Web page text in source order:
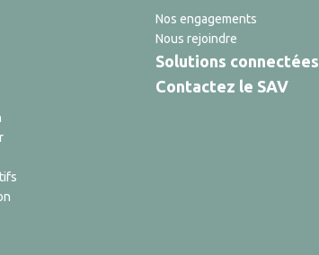
Nos engagements
Nous rejoindre
Solutions connectées
Contactez le SAV